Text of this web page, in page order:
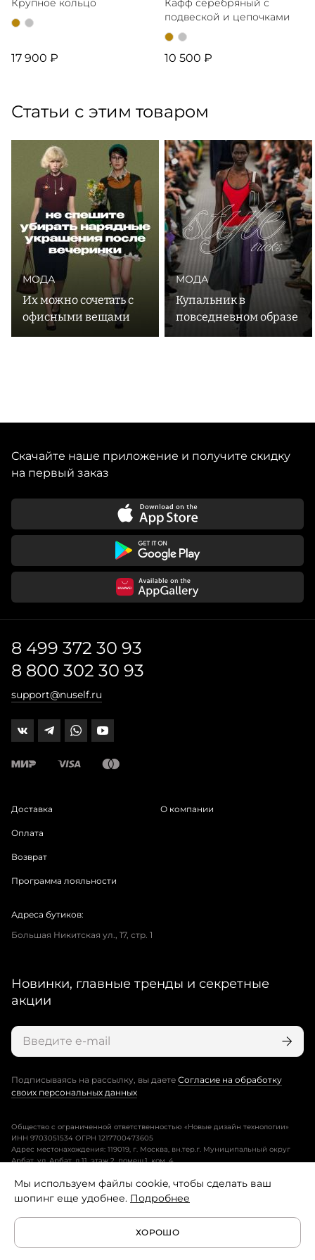
Крупное кольцо
17 900 ₽
Кафф серебряный с
подвеской и цепочками
10 500 ₽
Статьи с этим товаром
МОДА
Их можно сочетать с
офисными вещами
МОДА
Купальник в
повседневном образе
Скачайте наше приложение и получите скидку
на первый заказ
8 499 372 30 93
8 800 302 30 93
support@nuself.ru
Доставка
Оплата
Возврат
Программа лояльности
О компании
Адреса бутиков:
Большая Никитская ул., 17, стр. 1
Новинки, главные тренды и секретные
акции
Подписываясь на рассылку, вы даете Согласие на обработку
своих персональных данных
Общество с ограниченной ответственностью «Новые дизайн технологии»
ИНН 9703051534 ОГРН 1217700473605
Адрес местонахождения: 119019, г. Москва, вн.тер.г. Муниципальный округ
Арбат, ул. Арбат, д.11, этаж 2, помещ.1, ком. 4.
Пользовательское соглашение
Политика конфиденциальности
Условия программы лояльности
Мы используем файлы cookie, чтобы сделать ваш
шопинг еще удобнее. Подробнее
ХОРОШО